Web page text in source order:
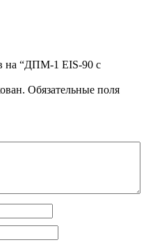
на “ДПМ-1 EIS-90 с
Обязательные поля